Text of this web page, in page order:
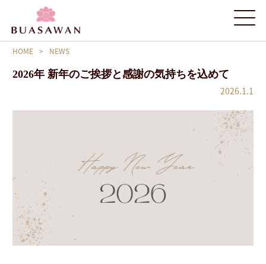
HOME > NEWS
2026年 新年のご挨拶と感謝の気持ちを込めて
2026.1.1